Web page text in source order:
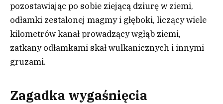
pozostawiając po sobie ziejącą dziurę w ziemi,
odłamki zestalonej magmy i głęboki, liczący wiele
kilometrów kanał prowadzący wgłąb ziemi,
zatkany odłamkami skał wulkanicznych i innymi
gruzami.
Zagadka wygaśnięcia